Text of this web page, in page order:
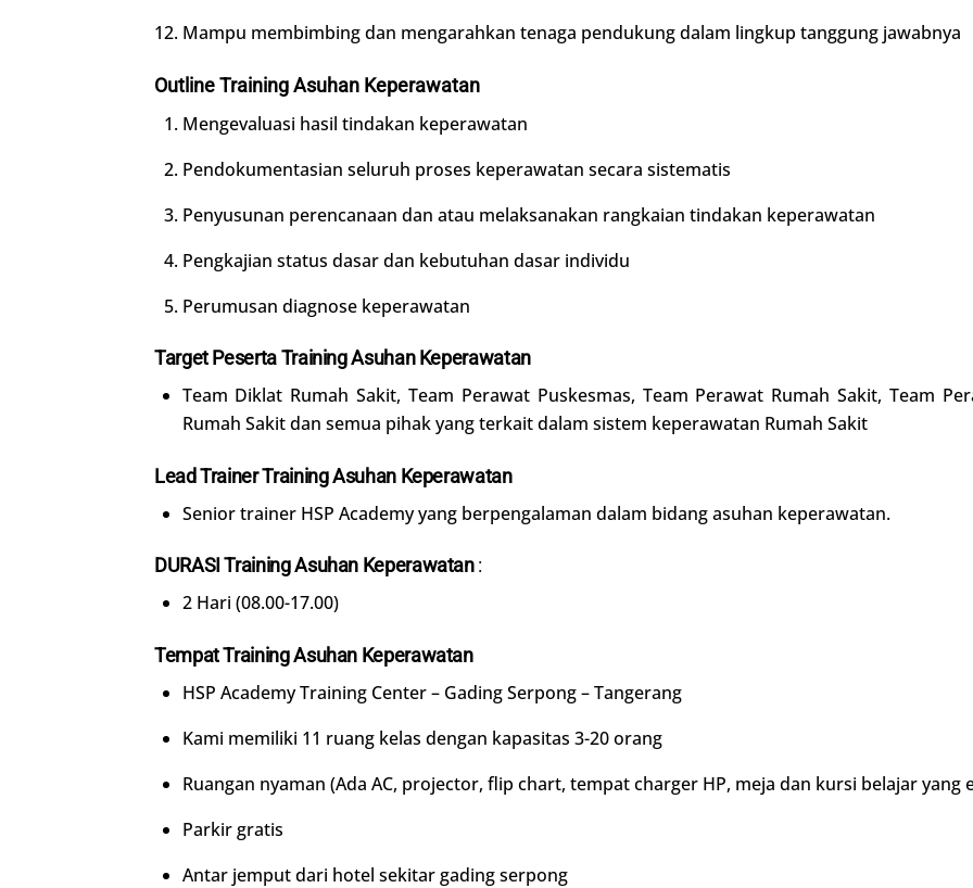
Mampu membimbing dan mengarahkan tenaga pendukung dalam lingkup tanggung jawabnya
Outline Training Asuhan Keperawatan
Mengevaluasi hasil tindakan keperawatan
Pendokumentasian seluruh proses keperawatan secara sistematis
Penyusunan perencanaan dan atau melaksanakan rangkaian tindakan keperawatan
Pengkajian status dasar dan kebutuhan dasar individu
Perumusan diagnose keperawatan
Target Peserta Training Asuhan Keperawatan
Team Diklat Rumah Sakit, Team Perawat Puskesmas, Team Perawat Rumah Sakit, Team
Rumah Sakit dan semua pihak yang terkait dalam sistem keperawatan Rumah Sakit
Lead Trainer Training Asuhan Keperawatan
Senior trainer HSP Academy yang berpengalaman dalam bidang asuhan keperawatan.
DURASI Training Asuhan Keperawatan:
2 Hari (08.00-17.00)
Tempat Training Asuhan Keperawatan
HSP Academy Training Center – Gading Serpong – Tangerang
Kami memiliki 11 ruang kelas dengan kapasitas 3-20 orang
Ruangan nyaman (Ada AC, projector, flip chart, tempat charger HP, meja dan kursi belajar yang
Parkir gratis
Antar jemput dari hotel sekitar gading serpong